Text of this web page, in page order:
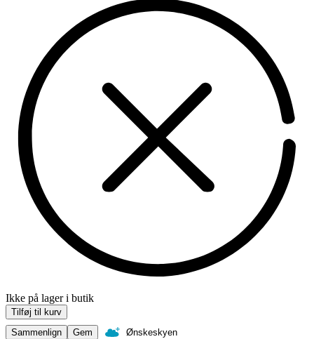
Ikke på lager i butik
Tilføj til kurv
Sammenlign
Gem Ønskeskyen